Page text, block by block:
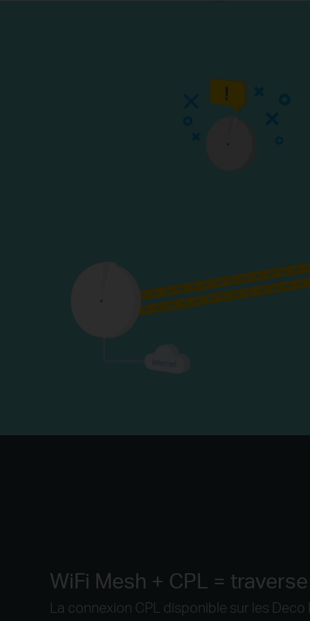
WiFi Mesh + CPL =
La connexion CPL disponible sur les Deco